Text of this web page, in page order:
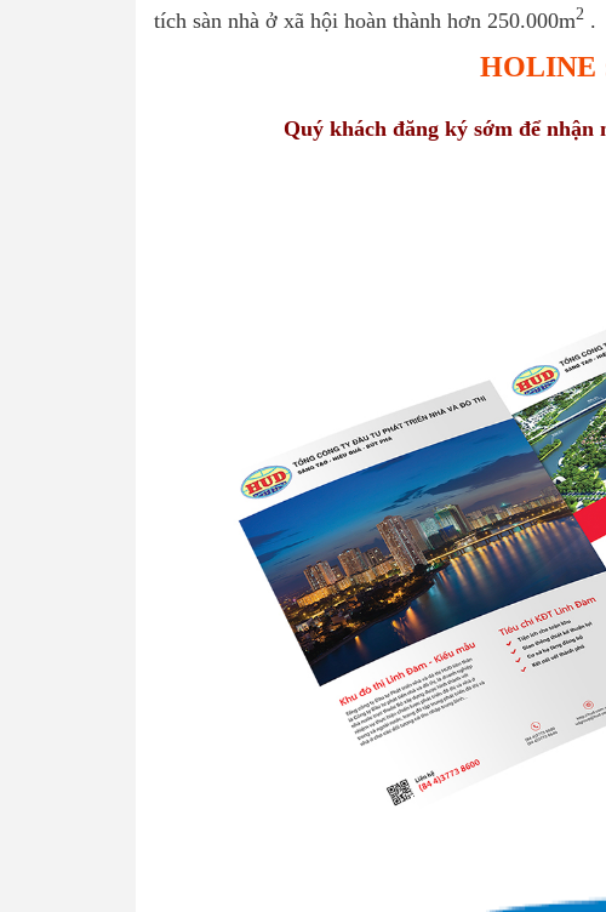
tích sàn nhà ở xã hội hoàn thành hơn 250.000m2 .
HOLINE
Quý khách đăng ký sớm để